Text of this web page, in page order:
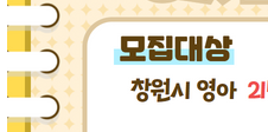
전자도서관